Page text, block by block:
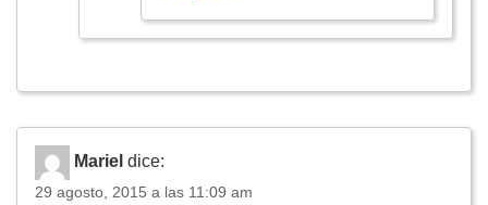
Mariel dice:
29 agosto, 2015 a las 11:09 am